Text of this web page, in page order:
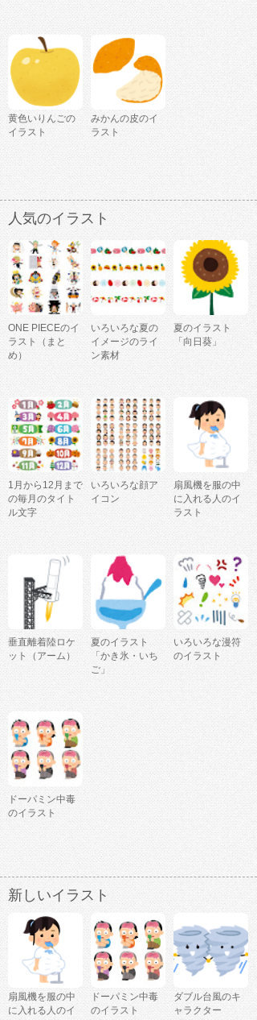
黄色いりんごの
イラスト
みかんの皮のイ
ラスト
人気のイラスト
ONE PIECEのイ
ラスト（まと
め）
いろいろな夏の
イメージのライ
ン素材
夏のイラスト
「向日葵」
1月から12月まで
の毎月のタイト
ル文字
いろいろな顔ア
イコン
扇風機を服の中
に入れる人のイ
ラスト
垂直離着陸ロケ
ット（アーム）
夏のイラスト
「かき氷・いち
ご」
いろいろな漫符
のイラスト
ドーパミン中毒
のイラスト
新しいイラスト
扇風機を服の中
に入れる人のイ
ドーパミン中毒
のイラスト
ダブル台風のキ
ャラクター